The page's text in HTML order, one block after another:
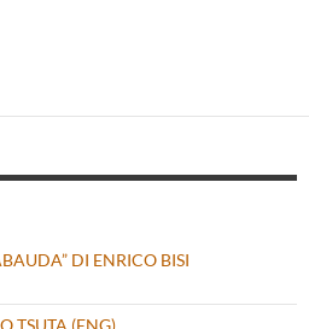
DI ENRICO BISI
TSUTA (ENG)